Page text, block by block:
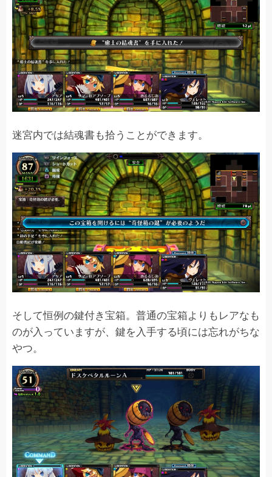
迷宮内では結魂書も拾うことができます。
そして恒例の鍵付き宝箱。普通の宝箱よりもレアなも
のが入っていますが、鍵を入手する頃には忘れがちな
やつ。